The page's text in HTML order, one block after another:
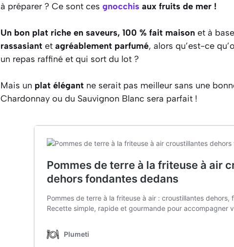
à préparer ? Ce sont ces gnocchis aux fruits de mer !
Un bon plat riche en saveurs, 100 % fait maison et à
rassasiant et agréablement parfumé, alors qu’est-ce
un repas raffiné et qui sort du lot ?
Mais un plat élégant ne serait pas meilleur sans une
Chardonnay ou du Sauvignon Blanc sera parfait !